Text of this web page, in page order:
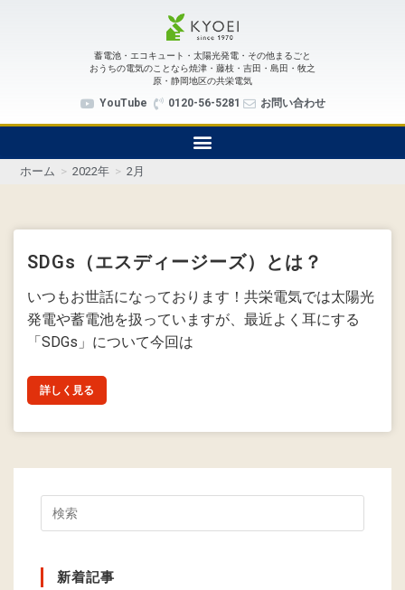
蓄電池・エコキュート・太陽光発電・その他まるごと
おうちの電気のことなら焼津・藤枝・吉田・島田・牧之
原・静岡地区の共栄電気
YouTube 0120-56-5281 お問い合わせ
ホーム > 2022年 > 2月
SDGs（エスディージーズ）とは？
いつもお世話になっております！共栄電気では太陽光
発電や蓄電池を扱っていますが、最近よく耳にする
「SDGs」について今回は
詳しく見る
新着記事